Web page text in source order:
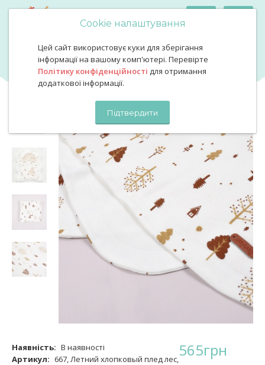
Cookie налаштування
Цей сайт використовує куки для зберігання
інформації на вашому комп'ютері. Перевірте
Політику конфіденційності для отримання
додаткової інформації.
Підтвердити
Літній бавовняний плед ліс
Літній бавовняний плед ліс
Наявність: В наявності
Артикул: 667, Летний хлопковый плед лес,565грн